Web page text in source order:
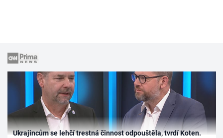
Ukrajincům se lehčí trestná činnost odpouštěla, tvrdí Koten.